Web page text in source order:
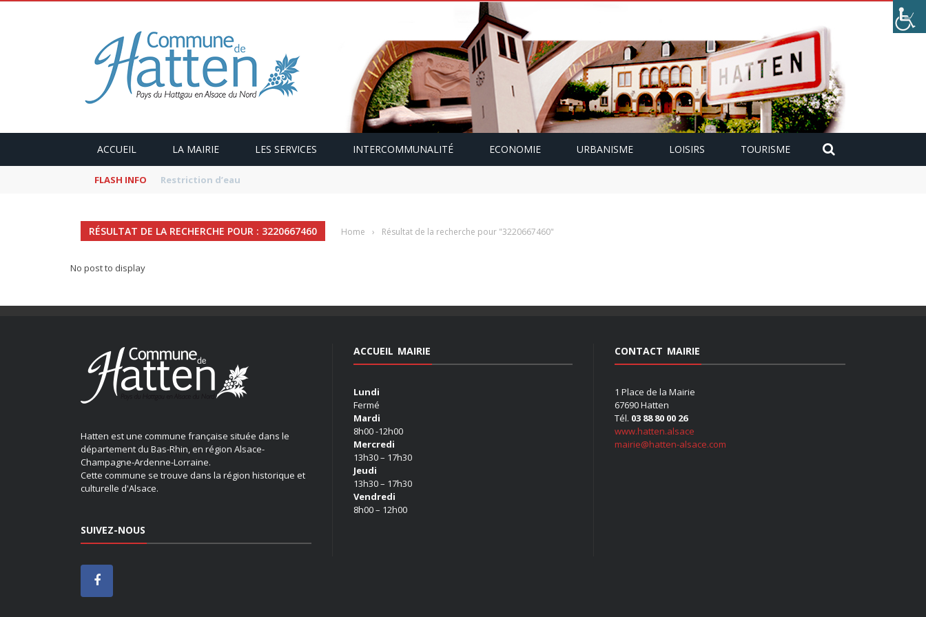
ACCUEIL LA MAIRIE LES SERVICES INTERCOMMUNALITÉ ECONOMIE URBANISME LOISIRS TOURISME
FLASH INFO Kaffeekranzel : Le Maroc en camping-car avec Paulette Gallmann
RÉSULTAT DE LA RECHERCHE POUR : 3220667460 Home › Résultat de la recherche pour "3220667460"
No post to display
Hatten est une commune française située dans le
département du Bas-Rhin, en région Alsace-
Champagne-Ardenne-Lorraine.
Cette commune se trouve dans la région historique et
culturelle d'Alsace.
SUIVEZ-NOUS
ACCUEIL MAIRIE
Lundi
Fermé
Mardi
8h00 -12h00
Mercredi
13h30 – 17h30
Jeudi
13h30 – 17h30
Vendredi
8h00 – 12h00
CONTACT MAIRIE
1 Place de la Mairie
67690 Hatten
Tél. 03 88 80 00 26
www.hatten.alsace
mairie@hatten-alsace.com